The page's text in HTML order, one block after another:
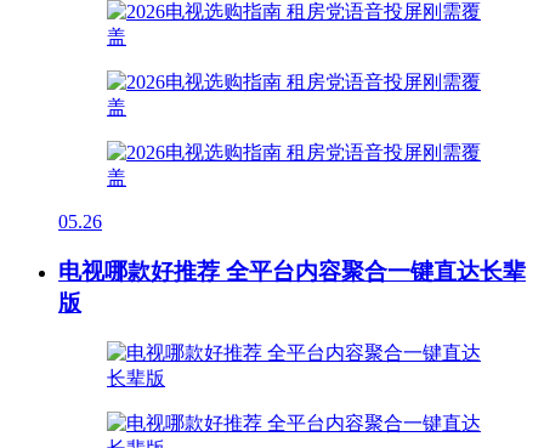
05.26
电视哪款好推荐 全平台内容聚合一键直达长辈
版